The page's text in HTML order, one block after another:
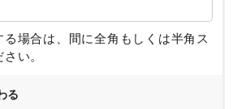
場合は、間に全角もしくは半角ス
い。
る